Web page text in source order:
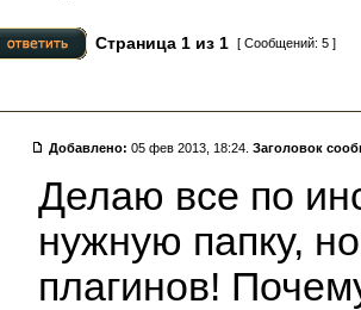
Страница 1 из 1 [ Сообщений: 5 ]
Добавлено: 05 фев 2013, 18:24. Заголовок
Делаю все по
нужную папку,
плагинов!